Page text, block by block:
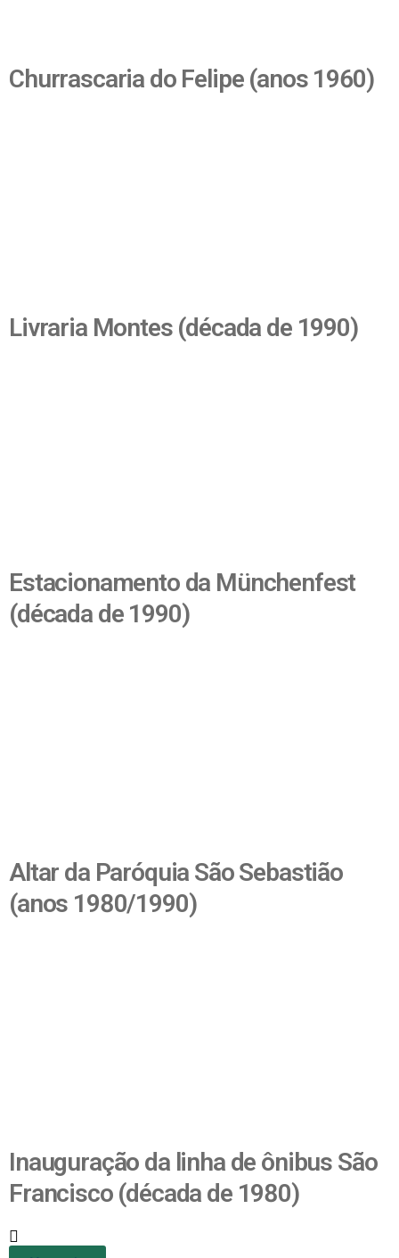
Churrascaria do Felipe (anos 1960)
Livraria Montes (década de 1990)
Estacionamento da Münchenfest
(década de 1990)
Altar da Paróquia São Sebastião
(anos 1980/1990)
Inauguração da linha de ônibus São
Francisco (década de 1980)